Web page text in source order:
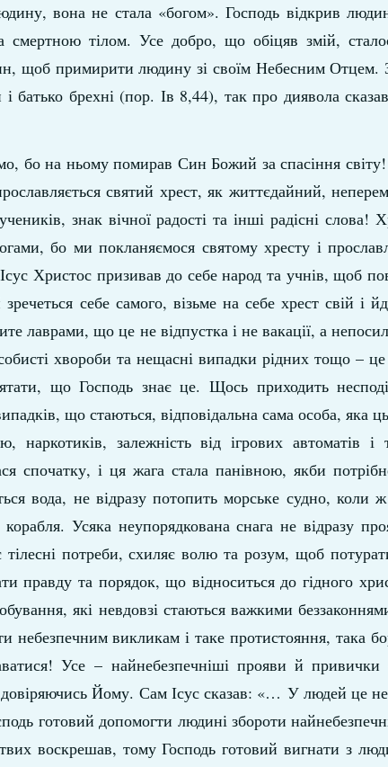
вона не стала «богом». Господь відкрив
тілом. Усе добро, що обіцяв змій,
щоб примирити людину зі своїм Небесним Отцем.
брехні (пор. Ів 8,44), так про диявола
бо на ньому помирав Син Божий за спасіння
святий хрест, як життєдайний,
знак вічної радості та інші радісні слова!
бо ми покланяємося святому хресту і
Христос призивав до себе народ та учнів, щоб
себе самого, візьме на себе хрест свій і
лаврами, що це не відпустка і не вакації, а
хвороби та нещасні випадки рідних тощо – це
що Господь знає це. Щось приходить
що стаються, відповідальна сама особа, яка
наркотиків, залежність від ігрових автоматів
спочатку, і ця жага стала панівною, якби
вода, не відразу потопить морське судно, коли
Усяка неупорядкована снага не відразу
потреби, схиляє волю та розум, щоб
правду та порядок, що відноситься до гідного
які невдовзі стаються важкими
небезпечним викликам і таке протистояння, така
Усе – найнебезпечніші прояви й
Йому. Сам Ісус сказав: «… У людей це
готовий допомогти людині збороти
воскрешав, тому Господь готовий вигнати з